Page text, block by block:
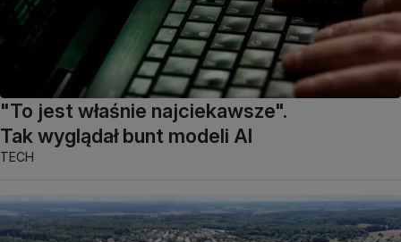
"To jest właśnie najciekawsze".
Tak wyglądał bunt modeli AI
TECH